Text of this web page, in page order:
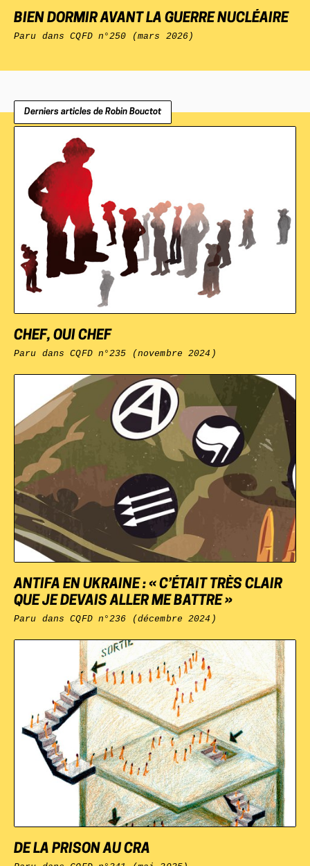
BIEN DORMIR AVANT LA GUERRE NUCLÉAIRE
Paru dansCQFDn°250 (mars 2026)
Derniers articles de Robin Bouctot
DE LA PRISON AU CRA
ANTIFA EN UKRAINE : « C’ÉTAIT TRÈS CLAIR
QUE JE DEVAIS ALLER ME BATTRE »
Paru dansCQFDn°236 (décembre 2024)
CHEF, OUI CHEF
Paru dansCQFDn°235 (novembre 2024)